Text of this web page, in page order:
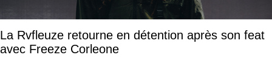
La Rvfleuze retourne en détention après son feat
avec Freeze Corleone